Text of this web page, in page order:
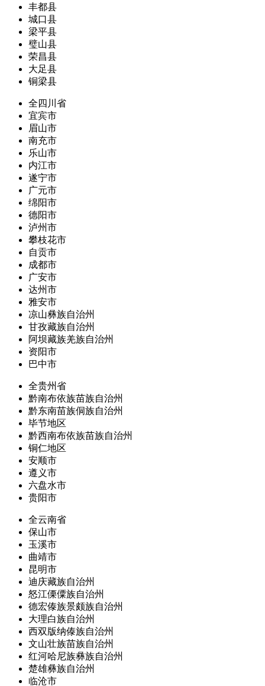
丰都县
城口县
梁平县
璧山县
荣昌县
大足县
铜梁县
全四川省
宜宾市
眉山市
南充市
乐山市
内江市
遂宁市
广元市
绵阳市
德阳市
泸州市
攀枝花市
自贡市
成都市
广安市
达州市
雅安市
凉山彝族自治州
甘孜藏族自治州
阿坝藏族羌族自治州
资阳市
巴中市
全贵州省
黔南布依族苗族自治州
黔东南苗族侗族自治州
毕节地区
黔西南布依族苗族自治州
铜仁地区
安顺市
遵义市
六盘水市
贵阳市
全云南省
保山市
玉溪市
曲靖市
昆明市
迪庆藏族自治州
怒江傈僳族自治州
德宏傣族景颇族自治州
大理白族自治州
西双版纳傣族自治州
文山壮族苗族自治州
红河哈尼族彝族自治州
楚雄彝族自治州
临沧市